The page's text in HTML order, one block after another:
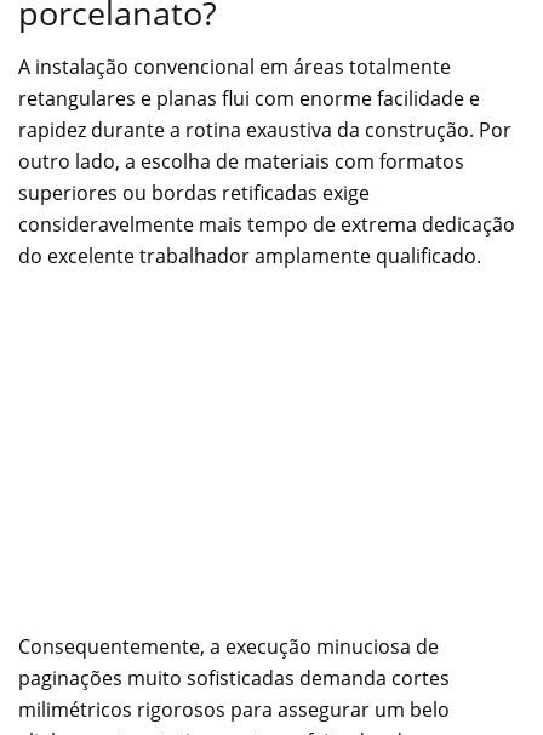
porcelanato?
A instalação convencional em áreas totalmente
retangulares e planas flui com enorme facilidade e
rapidez durante a rotina exaustiva da construção. Por
outro lado, a escolha de materiais com formatos
superiores ou bordas retificadas exige
consideravelmente mais tempo de extrema dedicação
do excelente trabalhador amplamente qualificado.
Consequentemente, a execução minuciosa de
paginações muito sofisticadas demanda cortes
milimétricos rigorosos para assegurar um belo